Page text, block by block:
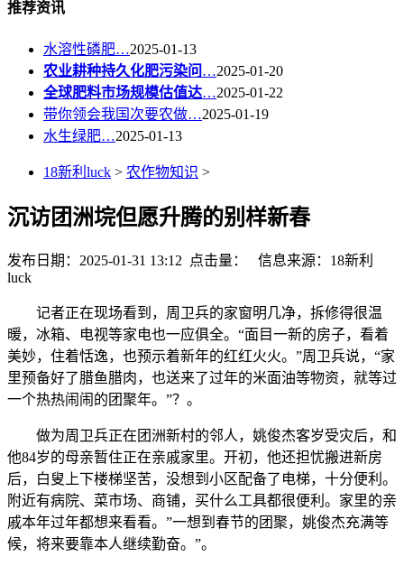
推荐资讯
水溶性磷肥…2025-01-13
农业耕种持久化肥污染问 …2025-01-20
全球肥料市场规模估值达…2025-01-22
带你领会我国次要农做…2025-01-19
水生绿肥…2025-01-13
18新利luck > 农作物知识 >
沉访团洲垸但愿升腾的别样新春
发布日期：2025-01-31 13:12 点击量：
信息来源：18新利
luck
记者正在现场看到，周卫兵的家窗明几净，拆修得很温
暖，冰箱、电视等家电也一应俱全。“面目一新的房子，看着
美妙，住着恬逸，也预示着新年的红红火火。”周卫兵说，“家
里预备好了腊鱼腊肉，也送来了过年的米面油等物资，就等过
一个热热闹闹的团聚年。”？。
做为周卫兵正在团洲新村的邻人，姚俊杰客岁受灾后，和
他84岁的母亲暂住正在亲戚家里。开初，他还担忧搬进新房
后，白叟上下楼梯坚苦，没想到小区配备了电梯，十分便利。
附近有病院、菜市场、商铺，买什么工具都很便利。家里的亲
戚本年过年都想来看看。”一想到春节的团聚，姚俊杰充满等
候，将来要靠本人继续勤奋。”。